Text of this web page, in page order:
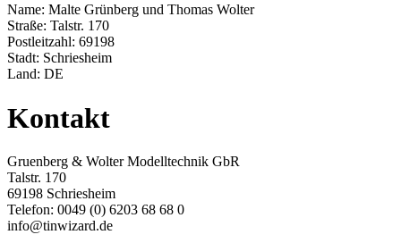
Name: Malte Grünberg und Thomas Wolter
Straße: Talstr. 170
Postleitzahl: 69198
Stadt: Schriesheim
Land: DE
Kontakt
Gruenberg & Wolter Modelltechnik GbR
Talstr. 170
69198 Schriesheim
Telefon: 0049 (0) 6203 68 68 0
info@tinwizard.de